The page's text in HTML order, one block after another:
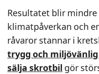
Resultatet blir mindre
klimatpåverkan och
råvaror stannar i
trygg och miljövänlig
sälja skrotbil gör